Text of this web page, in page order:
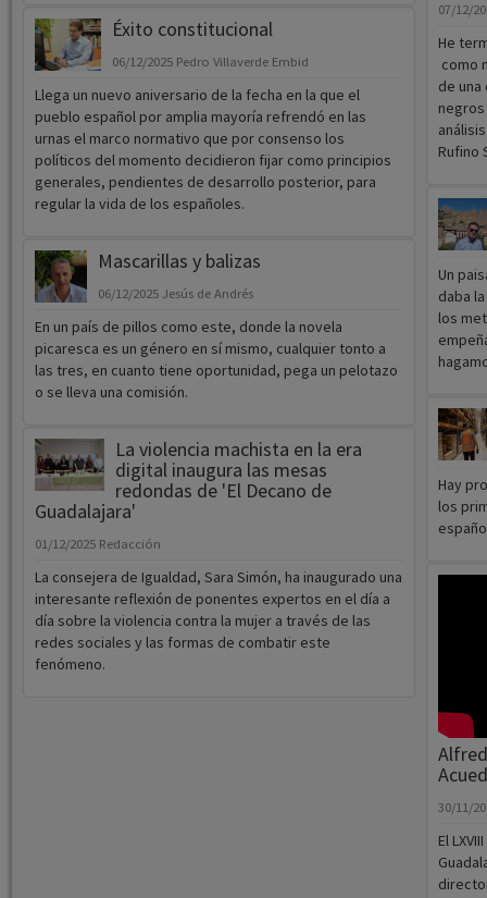
Éxito constitucional
06/12/2025 Pedro Villaverde Embid
Llega un nuevo aniversario de la fecha en la que el
pueblo español por amplia mayoría refrendó en las
urnas el marco normativo que por consenso los
políticos del momento decidieron fijar como principios
generales, pendientes de desarrollo posterior, para
regular la vida de los españoles.
Mascarillas y balizas
06/12/2025 Jesús de Andrés
En un país de pillos como este, donde la novela
picaresca es un género en sí mismo, cualquier tonto a
las tres, en cuanto tiene oportunidad, pega un pelotazo
o se lleva una comisión.
La violencia machista en la era
digital inaugura las mesas
redondas de 'El Decano de
Guadalajara'
01/12/2025 Redacción
La consejera de Igualdad, Sara Simón, ha inaugurado una
interesante reflexión de ponentes expertos en el día a
día sobre la violencia contra la mujer a través de las
redes sociales y las formas de combatir este
fenómeno.
07/12/
He
como
de
Rufino
Un
daba
los
Hay
los
30/11/
El